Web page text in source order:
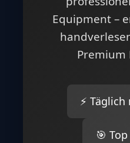
Equipment –
Premium
⚡
🎯